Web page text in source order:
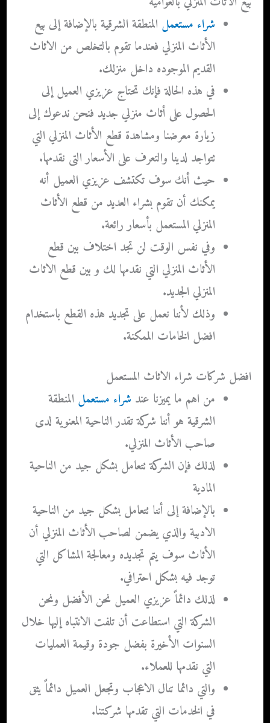
شراء مستعمل المنطقة الشرقية بالإضافة إلى بيع
الأثاث المنزلي فعندما تقوم بالتخلص من الاثاث
القديم الموجوده داخل منزلك.
في هذه الحالة فإنك تحتاج عزيزي العميل إلى
الحصول على أثاث منزلي جديد فنحن ندعوك إلى
زيارة معرضنا ومشاهدة قطع الأثاث المنزلي التي
تتواجد لدينا والتعرف على الأسعار التى نقدمها.
حيث أنك سوف تكتشف عزيزي العميل أنه
يمكنك أن تقوم بشراء العديد من قطع الأثاث
المنزلي المستعمل بأسعار رائعة.
وفي نفس الوقت لن تجد اختلاف بين قطع
الأثاث المنزلي التي نقدمها لك و بين قطع الاثاث
المنزلي الجديد.
وذلك لأننا نعمل على تجديد هذه القطع باستخدام
افضل الخامات الممكنة.
افضل شركات شراء الاثاث المستعمل
من اهم ما يميزنا عند شراء مستعمل المنطقة
الشرقية هو أننا شركة تقدر الناحية المعنوية لدى
صاحب الأثاث المنزلي.
لذلك فإن الشركة تتعامل بشكل جيد من الناحية
المادية
بالإضافة إلى أننا تتعامل بشكل جيد من الناحية
الادبية والذي يضمن لصاحب الأثاث المنزلي أن
الأثاث سوف يتم تجديده ومعالجة المشاكل التي
توجد فيه بشكل احترافي.
لذلك دائماً عزيزي العميل نحن الأفضل ونحن
الشركة التي استطاعت أن تلفت الانتباه إليها خلال
السنوات الأخيرة بفضل جودة وقيمة العمليات
التي نقدمها للعملاء.
والتي دائما تنال الاعجاب وتجعل العميل دائماً يثق
في الخدمات التي تقدمها شركتنا.